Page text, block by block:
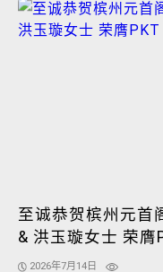
至诚恭贺槟州元首
& 洪玉璇女士 荣膺
2026年7月14日